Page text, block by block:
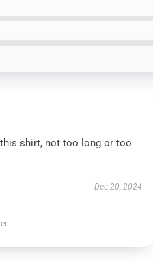
shirt, not too long or too
Dec 20, 2024